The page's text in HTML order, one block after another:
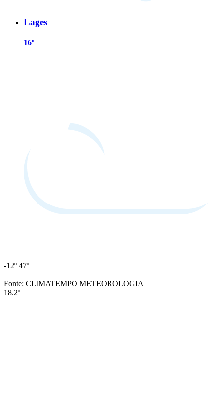
Lages
16º
-12º 47º
Fonte: CLIMATEMPO METEOROLOGIA
18.2º